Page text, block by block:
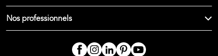
Nos professionnels